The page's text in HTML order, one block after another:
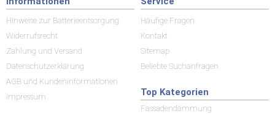
Hinweise zur Batterieentsorgung
Widerrufsrecht
Zahlung und Versand
Datenschutzerklärung
AGB und Kundeninformationen
Impressum
Häufige Fragen
Kontakt
Sitemap
Beliebte Suchanfragen
Top Kategorien
Fassadendämmung